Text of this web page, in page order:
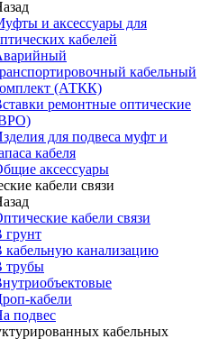
и аксессуары для
кабелей
кабельный
(АТКК)
ремонтные оптические
для подвеса муфт и
кабеля
аксессуары
кабели связи
кабели связи
грунт
кабельную канализацию
трубы
кабели
подвес
кабельных